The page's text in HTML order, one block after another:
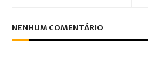
NENHUM COMENTÁRIO